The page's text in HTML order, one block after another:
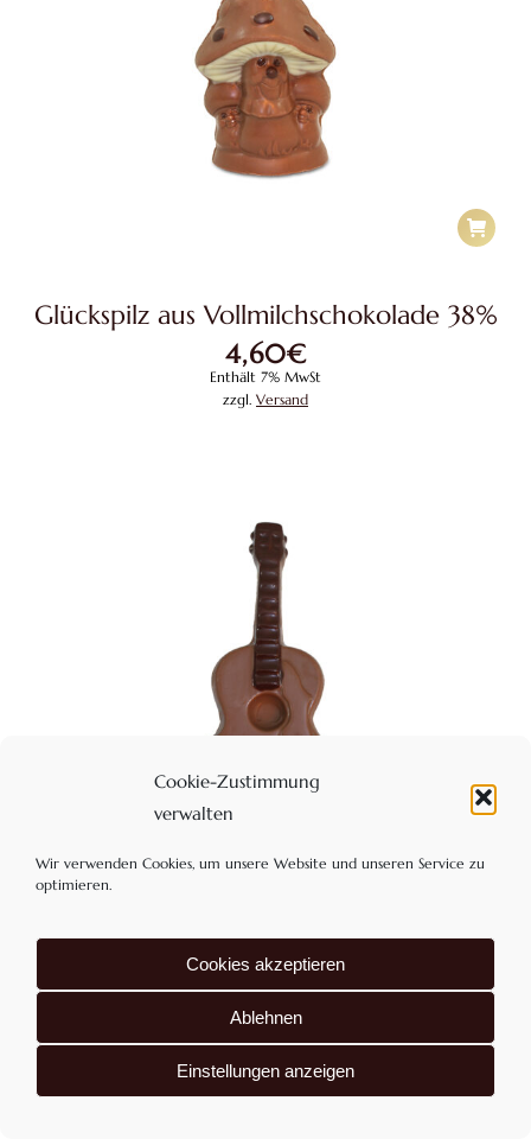
Cookie-Zustimmung
verwalten
Wir verwenden Cookies, um unsere Website und unseren Service zu
optimieren.
Cookies akzeptieren
Ablehnen
Einstellungen anzeigen
Glückspilz aus Vollmilchschokolade 38%
4,60€
Enthält 7% MwSt
zzgl. Versand
5,00€
Enthält 7% MwSt
zzgl.Versand